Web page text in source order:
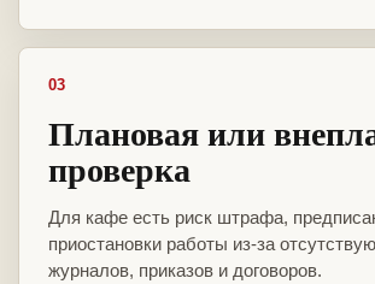
03
Плановая или
проверка
Для кафе есть риск штрафа,
приостановки работы из-за
журналов, приказов и договоров.